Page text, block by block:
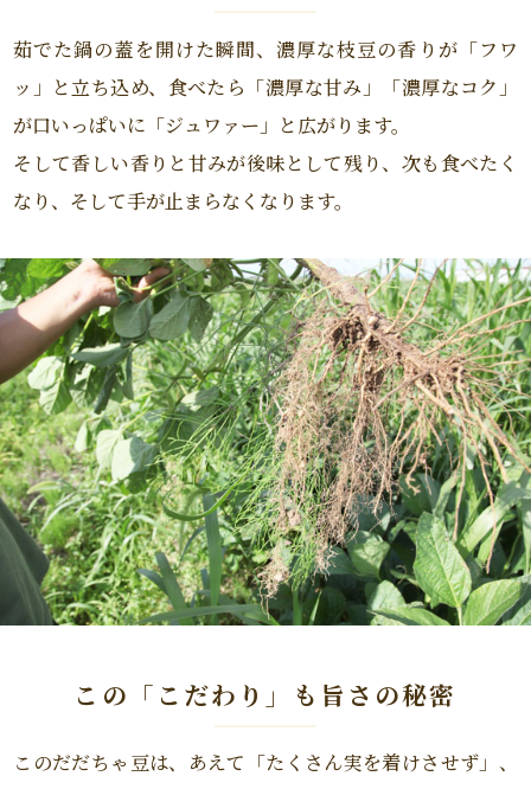
茹でた鍋の蓋を開けた瞬間、濃厚な枝豆の香りが「フワ
ッ」と立ち込め、食べたら「濃厚な甘み」「濃厚なコク」
が口いっぱいに「ジュワァー」と広がります。
そして香しい香りと甘みが後味として残り、次も食べたく
なり、そして手が止まらなくなります。
この「こだわり」も旨さの秘密
このだだちゃ豆は、あえて「たくさん実を着けさせず」、